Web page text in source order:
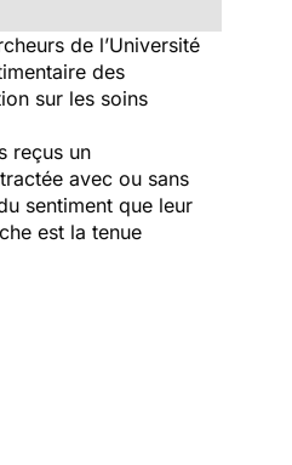
de l’Université
des
sur les soins
reçus un
avec ou sans
sentiment que leur
est la tenue